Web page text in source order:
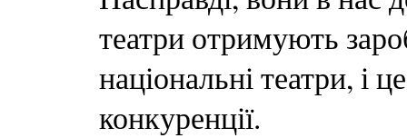
театри отримують
національні театри, і
конкуренції.